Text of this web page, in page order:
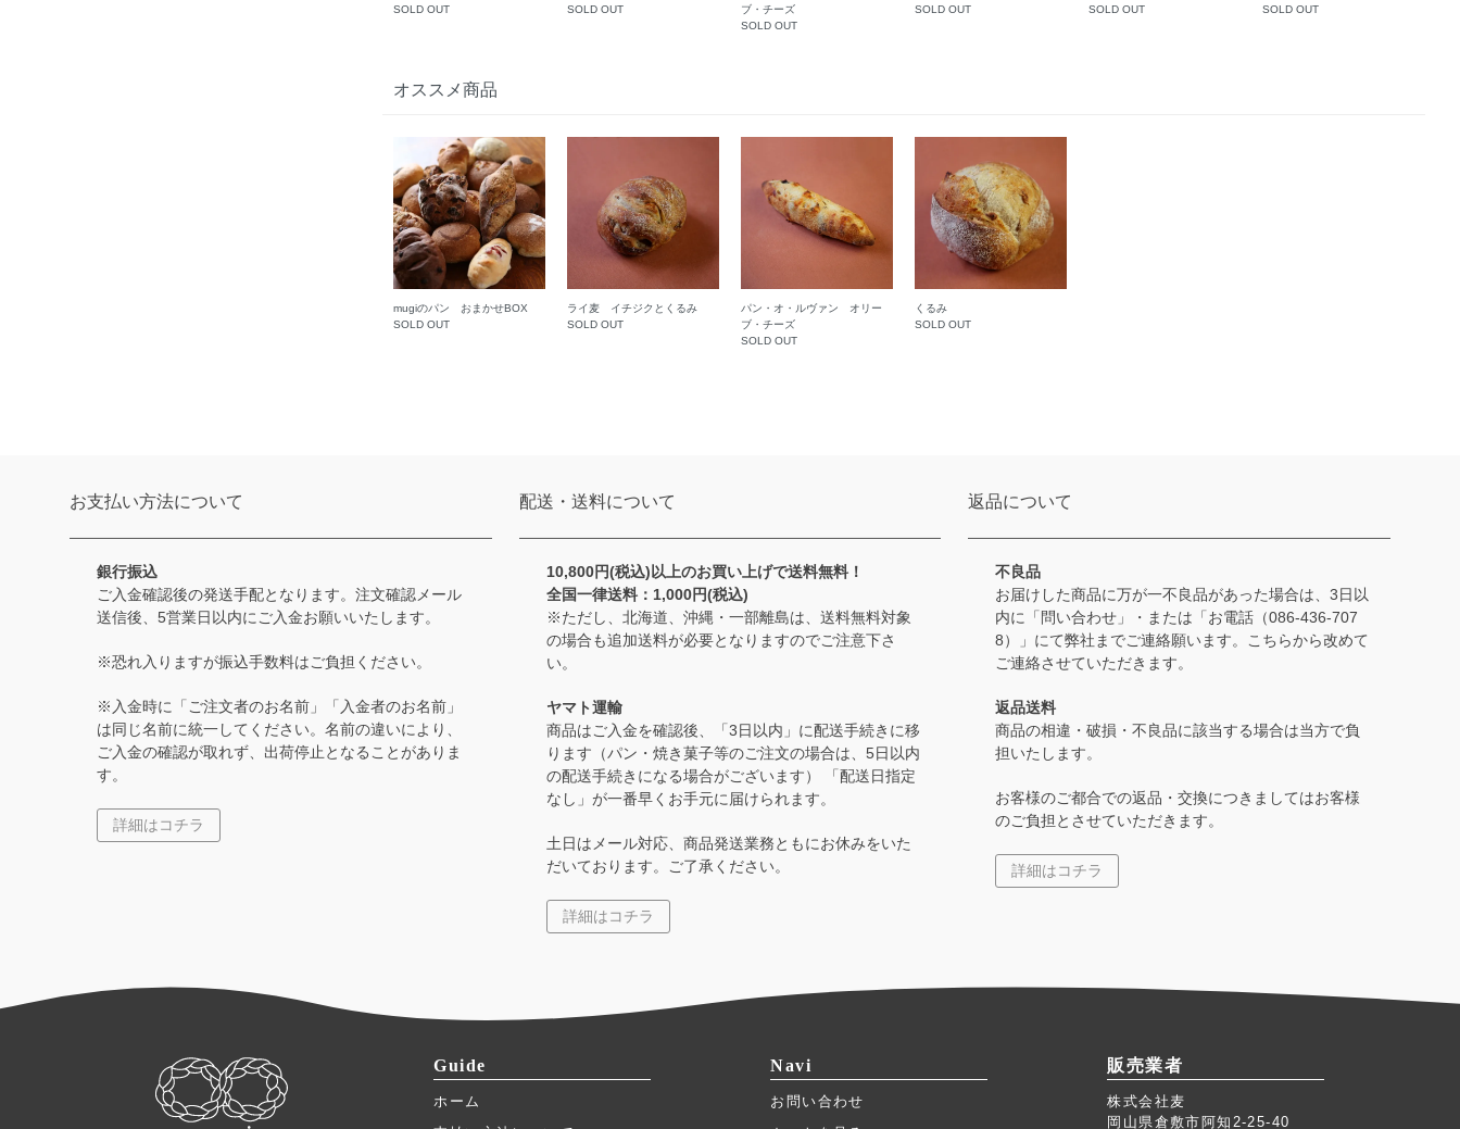
SOLD OUT
SOLD OUT
ブ・チーズ
SOLD OUT
SOLD OUT
SOLD OUT
SOLD OUT
オススメ商品
mugiのパン おまかせBOX
SOLD OUT
ライ麦 イチジクとくるみ
SOLD OUT
パン・オ・ルヴァン オリー
ブ・チーズ
SOLD OUT
くるみ
SOLD OUT
お支払い方法について
銀行振込
ご入金確認後の発送手配となります。注文確認メール
送信後、5営業日以内にご入金お願いいたします。
※恐れ入りますが振込手数料はご負担ください。
※入金時に「ご注文者のお名前」「入金者のお名前」
は同じ名前に統一してください。名前の違いにより、
ご入金の確認が取れず、出荷停止となることがありま
す。
詳細はコチラ
配送・送料について
10,800円(税込)以上のお買い上げで送料無料！
全国一律送料：1,000円(税込)
※ただし、北海道、沖縄・一部離島は、送料無料対象
の場合も追加送料が必要となりますのでご注意下さ
い。
ヤマト運輸
商品はご入金を確認後、「3日以内」に配送手続きに移
ります（パン・焼き菓子等のご注文の場合は、5日以内
の配送手続きになる場合がございます） 「配送日指定
なし」が一番早くお手元に届けられます。
土日はメール対応、商品発送業務ともにお休みをいた
だいております。ご了承ください。
詳細はコチラ
返品について
不良品
お届けした商品に万が一不良品があった場合は、3日以
内に「問い合わせ」・または「お電話（086-436-707
8）」にて弊社までご連絡願います。こちらから改めて
ご連絡させていただきます。
返品送料
商品の相違・破損・不良品に該当する場合は当方で負
担いたします。
お客様のご都合での返品・交換につきましてはお客様
のご負担とさせていただきます。
詳細はコチラ
Guide
ホーム
Navi
お問い合わせ
販売業者
株式会社麦
岡山県倉敷市阿知2-25-40